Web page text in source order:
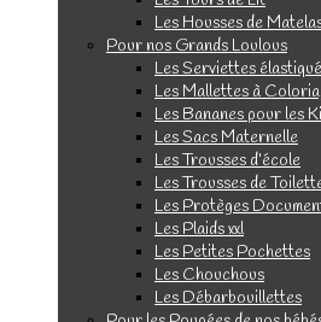
Les Housses de
Pour nos Grands Loulous
Les Serviettes
Les Mallettes à
Les Bananes pour les
Les Sacs Maternelle
Les Trousses d’école
Les Trousses de
Les Protèges
Les Plaids xxl
Les Petites Pochettes
Les Chouchous
Les Débarbouillettes